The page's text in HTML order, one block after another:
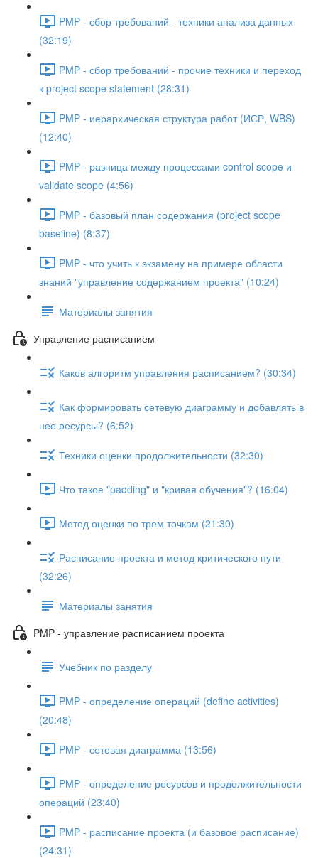
PMP - сбор требований - техники анализа данных
(32:19)
PMP - сбор требований - прочие техники и переход
к project scope statement (28:31)
PMP - иерархическая структура работ (ИСР, WBS)
(12:40)
PMP - разница между процессами control scope и
validate scope (4:56)
PMP - базовый план содержания (project scope
baseline) (8:37)
PMP - что учить к экзамену на примере области
знаний "управление содержанием проекта" (10:24)
Материалы занятия
Управление расписанием
Каков алгоритм управления расписанием? (30:34)
Как формировать сетевую диаграмму и добавлять в
нее ресурсы? (6:52)
Техники оценки продолжительности (32:30)
Что такое "padding" и "кривая обучения"? (16:04)
Метод оценки по трем точкам (21:30)
Расписание проекта и метод критического пути
(32:26)
Материалы занятия
PMP - управление расписанием проекта
Учебник по разделу
PMP - определение операций (define activities)
(20:48)
PMP - сетевая диаграмма (13:56)
PMP - определение ресурсов и продолжительности
операций (23:40)
PMP - расписание проекта (и базовое расписание)
(24:31)